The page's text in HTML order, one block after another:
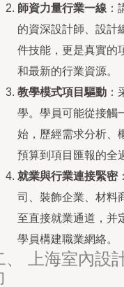
師資力量行業一線
的資深設計師、設計
件技能，更是真實的
和最新的行業資源。
教學模式項目驅動 ：
學。學員可能從接觸
始，歷經需求分析、
預算到項目匯報的全
就業與行業連接緊密
司、裝飾企業、材料
至直接就業通道，并
學員構建職業網絡。
、 上海室內設